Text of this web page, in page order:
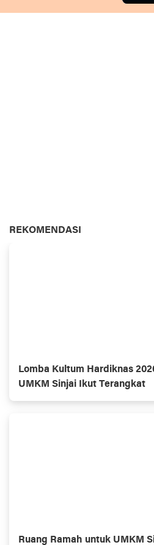
REKOMENDASI
Lomba Kultum Hardiknas
UMKM Sinjai Ikut Terangkat
Ruang Ramah untuk UMKM